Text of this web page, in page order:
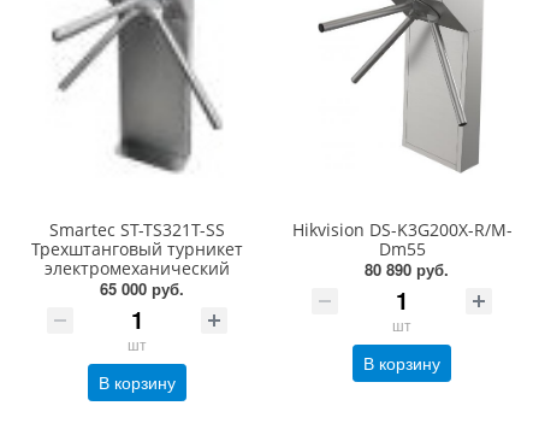
Smartec ST-TS321T-SS
Трехштанговый турникет
электромеханический
65 000 руб.
шт
В корзину
Hikvision DS-K3G200X-R/M-
Dm55
80 890 руб.
шт
В корзину